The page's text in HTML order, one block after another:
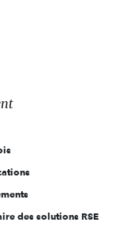
des solutions RSE